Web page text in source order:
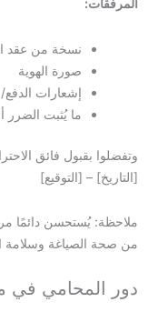
المرفقات:
نسخة من عقد
صورة الهوية
إشعارات الدفع/
ما يُثبت الضرر
وتفضلوا بقبول فائق
[التاريخ] – [التوقيع]
ملاحظة: يُستحسن دائمًا
من صحة الصياغة وسلامة
دور المحامي في